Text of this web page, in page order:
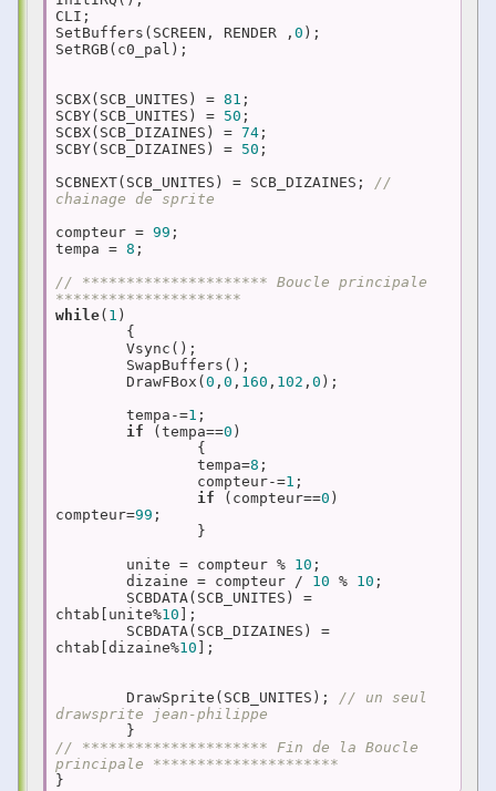
CLI;
SetBuffers(SCREEN, RENDER , 0 );
SetRGB(c0_pal);
SCBX(SCB_UNITES) = 81 ;
SCBY(SCB_UNITES) = 50 ;
SCBX(SCB_DIZAINES) = 74 ;
SCBY(SCB_DIZAINES) = 50 ;
SCBNEXT(SCB_UNITES) = SCB_DIZAINES; //
chainage de sprite
compteur = 99 ;
tempa = 8 ;
// ********************* Boucle principale
*********************
while( 1 )
	DrawFBox(
0 , 0 , 160 , 102 , 0 );
	tempa-=
1 ;
if (tempa==0 )
		tempa=
8 ;
		compteur-=
1 ;
if (compteur==0 )
compteur=99 ;
	unite = compteur %
10 ;
	dizaine = compteur /
10 % 10 ;
chtab[unite%10 ];
chtab[dizaine%10 ];
	DrawSprite(SCB_UNITES);
// un seul
drawsprite jean-philippe
// ********************* Fin de la Boucle
principale *********************
}